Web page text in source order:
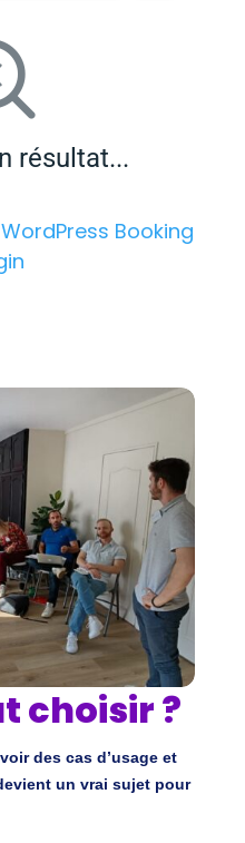
résultat...
Booking
choisir ?
des cas d’usage et
un vrai sujet pour